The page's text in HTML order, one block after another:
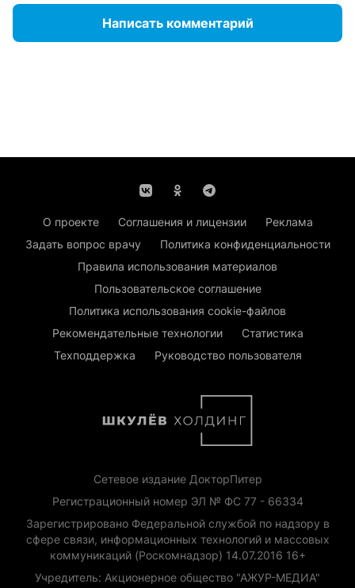
Написать комментарий
О проекте Соглашения и лицензии
Реклама
Задать вопрос врачу
Политика конфиденциальности
Правила использования материалов
Пользовательское соглашение
Политика использования cookie-файлов
Рекомендательные технологии
Статистика
Техподдержка
Руководство пользователя
Сетевое издание ДокторПитер
Регистрационный номер ЭЛ № ФС 77 - 66334
Зарегистрировано Федеральной службой по надзору в
сфере связи, информационных технологий и массовых
коммуникаций (Роскомнадзор) 14.07.2016 16+
Учредитель: Акционерное общество "АЖУР-МЕДИА"